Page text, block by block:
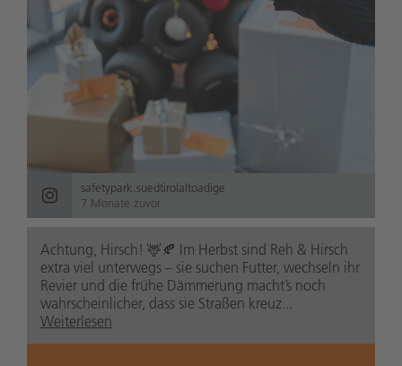
safetypark.suedtirolaltoadige
7 Monate zuvor
Achtung, Hirsch! 🦌🍂 Im Herbst sind Reh & Hirsch
extra viel unterwegs – sie suchen Futter, wechseln ihr
Revier und die frühe Dämmerung macht’s noch
wahrscheinlicher, dass sie Straßen kreuz...
Weiterlesen